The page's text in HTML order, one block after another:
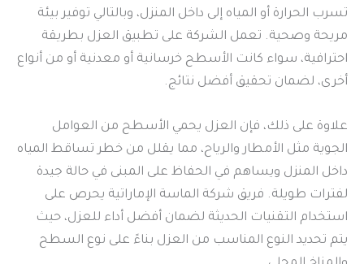
تسرب الحرارة أو المياه إلى داخل المنزل، وبالتالي توفير بيئة
مريحة وصحية. تعمل الشركة على تطبيق العزل بطريقة
احترافية، سواء كانت الأسطح خرسانية أو معدنية أو من أنواع
أخرى، لضمان تحقيق أفضل نتائج.
علاوة على ذلك، فإن العزل يحمي الأسطح من العوامل
الجوية مثل الأمطار والرياح، مما يقلل من خطر تساقط المياه
داخل المنزل ويساهم في الحفاظ على المبنى في حالة جيدة
لفترات طويلة. فريق شركة الماسة الإماراتية يحرص على
استخدام التقنيات الحديثة لضمان أفضل أداء للعزل، حيث
يتم تحديد النوع المناسب من العزل بناءً على نوع السطح